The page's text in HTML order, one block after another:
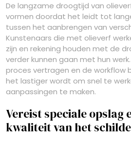
De langzame droogtijd van
vormen doordat het leidt tot
tussen het aanbrengen van
Kunstenaars die met olieverf
zijn en rekening houden met de
verder kunnen gaan met hun
proces vertragen en de workflow
het lastiger wordt om snel te
aanpassingen te maken.
Vereist speciale opslag
kwaliteit van het